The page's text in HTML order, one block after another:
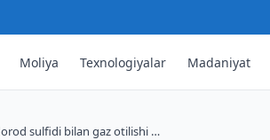
Moliya Texnologiyalar Madaniyat
sulfidi bilan gaz otilishi …